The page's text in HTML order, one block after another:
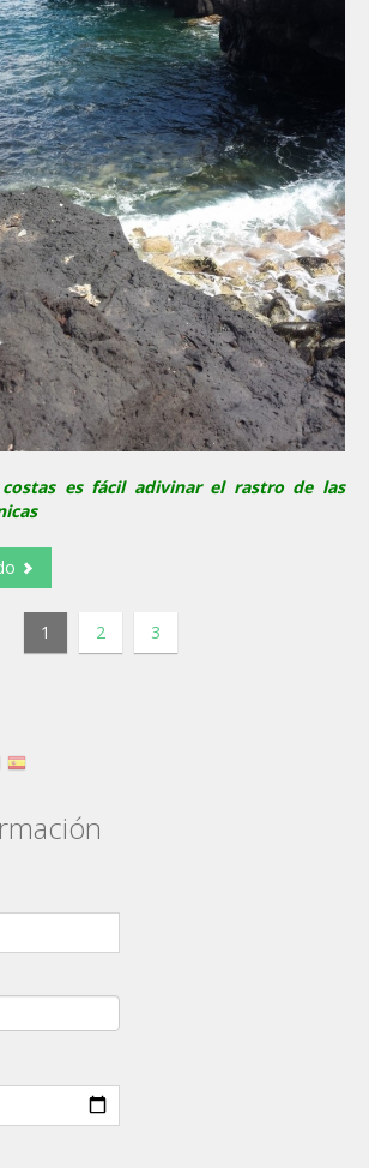
costas es fácil adivinar el rastro de las
1 2 3